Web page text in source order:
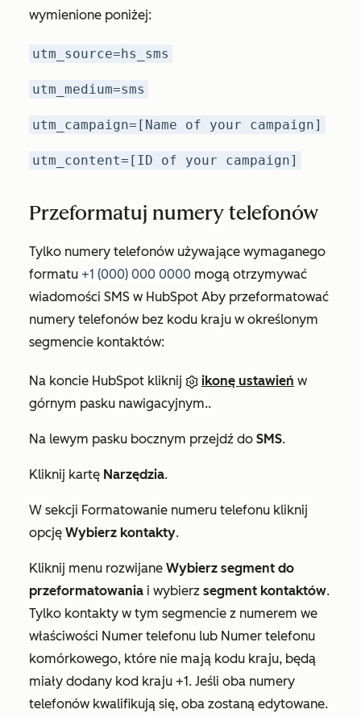
wymienione poniżej:
utm_source=hs_sms
utm_medium=sms
utm_campaign=[Name of your campaign]
utm_content=[ID of your campaign]
Przeformatuj numery telefonów
Tylko numery telefonów używające wymaganego
formatu +1 (000) 000 0000 mogą otrzymywać
wiadomości SMS w HubSpot Aby przeformatować
numery telefonów bez kodu kraju w określonym
segmencie kontaktów:
Na koncie HubSpot kliknij ikonę ustawień w
górnym pasku nawigacyjnym..
Na lewym pasku bocznym przejdź do SMS.
Kliknij kartę Narzędzia.
W sekcji Formatowanie numeru telefonu kliknij
opcję Wybierz kontakty.
Kliknij menu rozwijane Wybierz segment do
przeformatowania i wybierz segment kontaktów.
Tylko kontakty w tym segmencie z numerem we
właściwości Numer telefonu lub Numer telefonu
komórkowego, które nie mają kodu kraju, będą
miały dodany kod kraju +1. Jeśli oba numery
telefonów kwalifikują się, oba zostaną edytowane.